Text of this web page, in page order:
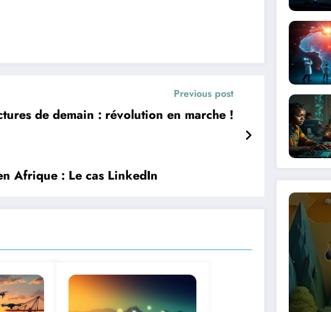
Previous post
de demain : révolution en marche !
Afrique : Le cas LinkedIn